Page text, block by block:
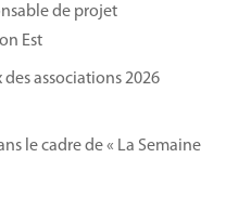
de projet
Est
des associations 2026
le cadre de « La Semaine